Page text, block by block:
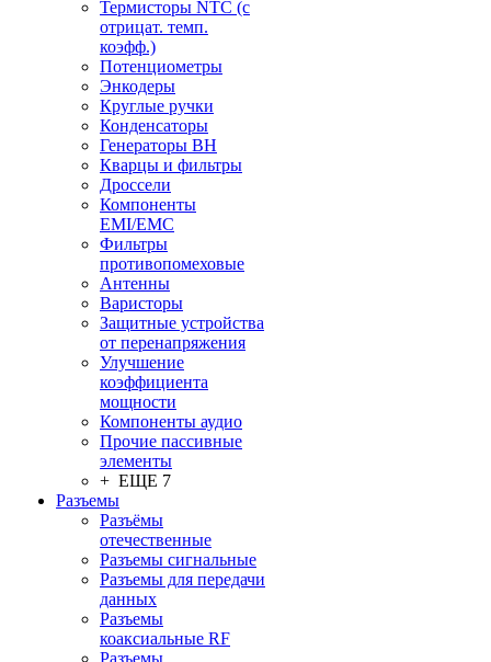
Термисторы NTC (с
отрицат. темп.
коэфф.)
Потенциометры
Энкодеры
Круглые ручки
Конденсаторы
Генераторы ВН
Кварцы и фильтры
Дроссели
Компоненты
EMI/EMC
Фильтры
противопомеховые
Антенны
Варисторы
Защитные устройства
от перенапряжения
Улучшение
коэффициента
мощности
Компоненты аудио
Прочие пассивные
элементы
+ ЕЩЕ 7
Разъeмы
Разъёмы
отечественные
Разъeмы сигнальные
Разъeмы для передачи
данных
Разъeмы
коаксиальные RF
Разъeмы